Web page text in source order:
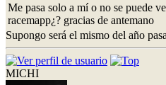
Me pasa solo a mí o no se puede
racemapp¿? gracias de antemano
Supongo será el mismo del año
MICHI